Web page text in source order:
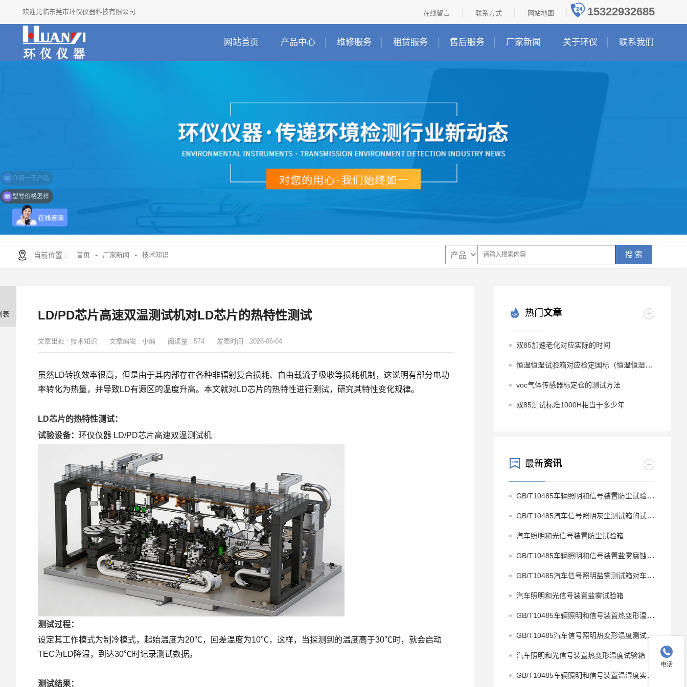
欢迎光临东莞市环仪仪器科技有限公司 在线留言 联系方式 网站地图 15322932685
网站首页 产品中心 维修服务 租赁服务 售后服务 厂家新闻 关于环仪 联系我们
当前位置 : 首页 - 厂家新闻 - 技术知识 搜 索
表 LD/PD芯片高速双温测试机对LD芯片的热特性测试
文章出处 : 技术知识 文章编辑 : 小编 阅读量 : 574 发表时间 : 2026-06-04
虽然LD转换效率很高，但是由于其内部存在各种非辐射复合损耗、自由载流子吸收等损耗机制，这说明有部分电功
率转化为热量，并导致LD有源区的温度升高。本文就对LD芯片的热特性进行测试，研究其特性变化规律。
LD芯片的热特性测试：
试验设备： 环仪仪器 LD/PD芯片高速双温测试机
测试过程：
设定其工作模式为制冷模式，起始温度为20℃，回差温度为10℃，这样，当探测到的温度高于30℃时，就会启动
TEC为LD降温，到达30℃时记录测试数据。
测试结果：
热门文章
双85加速老化对应实际的时间
恒温恒湿试验箱对应检定国标（恒温恒湿试验箱中国国标）
voc气体传感器标定仓的测试方法
双85测试标准1000H相当于多少年
最新资讯
GB/T10485车辆照明和信号装置防尘试验机的技术方案
GB/T10485汽车信号照明灰尘测试箱的试验方法
汽车照明和光信号装置防尘试验箱
GB/T10485车辆照明和信号装置盐雾腐蚀箱的技术方案
GB/T10485汽车信号照明盐雾测试箱对车灯的盐雾试验方法
汽车照明和光信号装置盐雾试验箱
GB/T10485车辆照明和信号装置热变形温度箱的试验解读
GB/T10485汽车信号照明热变形温度测试箱的试验方法
汽车照明和光信号装置热变形温度试验箱
GB/T10485车辆照明和信号装置温湿度实验箱在车灯测试中的应用

电话
型号价格怎样